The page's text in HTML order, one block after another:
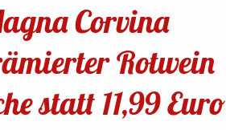
Corvina
Rotwein
statt 11,99 Euro